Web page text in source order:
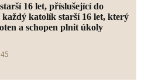
16 let, příslušející do
katolík starší 16 let, který
a schopen plnit úkoly